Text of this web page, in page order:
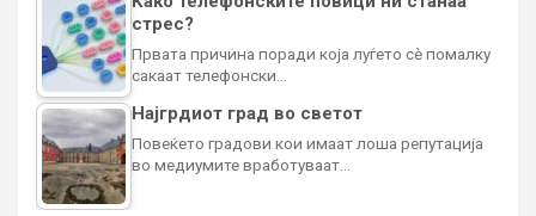
стрес?
Првата причина поради која луѓето сè помалку
сакаат телефонски…
Најгрдиот град во светот
Повеќето градови кои имаат лоша репутација
во медиумите вработуваат…